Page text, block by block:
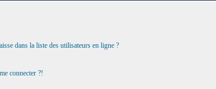
dans la liste des utilisateurs en ligne ?
connecter ?!